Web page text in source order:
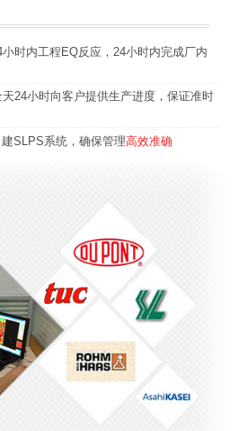
智能家居温控器线路板
时内工程EQ反应，24小时内完成厂内
24小时向客户提供生产进度，保证准时
SLPS系统，确保管理高效准确